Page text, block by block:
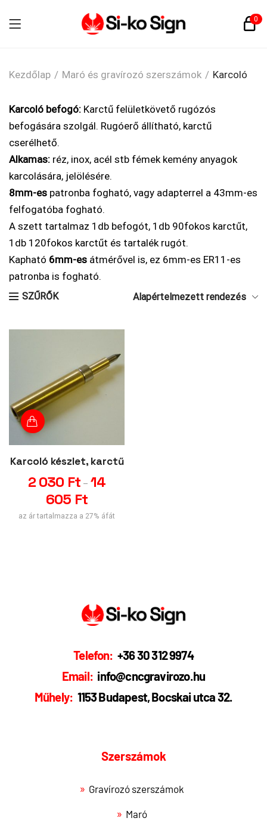
0
Kezdőlap / Maró és gravírozó szerszámok / Karcoló
Karcoló befogó: Karctű felületkövető rugózós
befogására szolgál. Rugóerő állítható, karctű
cserélhető.
Alkamas: réz, inox, acél stb fémek kemény anyagok
karcolására, jelölésére.
8mm-es patronba fogható, vagy adapterrel a 43mm-es
felfogatóba fogható.
A szett tartalmaz 1db befogót, 1db 90fokos karctűt,
1db 120fokos karctűt és tartalék rugót.
Kapható 6mm-es átmérővel is, ez 6mm-es ER11-es
patronba is fogható.
SZŰRŐK Alapértelmezett rendezés
Karcoló készlet, karctű
2 030 Ft– 14
605 Ft
az ár tartalmazza a 27% áfát
Telefon: +36 30 312 9974
Email: info@cncgravirozo.hu
Műhely: 1153 Budapest, Bocskai utca 32.
Szerszámok
Gravírozó szerszámok
Maró